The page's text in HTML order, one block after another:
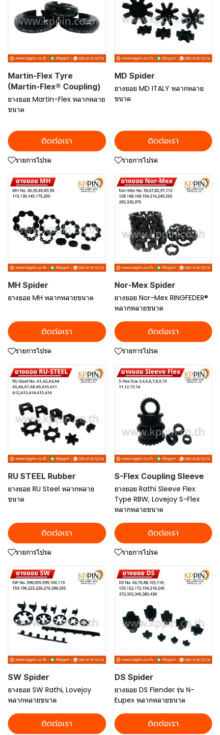
Martin-Flex Tyre
(Martin-Flex® Coupling)
ยางยอย Martin-Flex หลากหลาย
ขนาด
ติดต่อเรา
รายการโปรด
MD Spider
ยางยอย MD ITALY หลากหลาย
ขนาด
ติดต่อเรา
รายการโปรด
MH Spider
ยางยอย MH หลากหลายขนาด
ติดต่อเรา
รายการโปรด
Nor-Mex Spider
ยางยอย Nor-Mex RINGFEDER®
หลากหลายขนาด
ติดต่อเรา
รายการโปรด
RU STEEL Rubber
ยางยอย RU Steel หลากหลาย
ขนาด
ติดต่อเรา
รายการโปรด
S-Flex Coupling Sleeve
ยางยอย Rathi Sleeve Flex
Type RBW, Lovejoy S-Flex
หลากหลายขนาด
ติดต่อเรา
รายการโปรด
SW Spider
ยางยอย SW Rathi, Lovejoy
หลากหลายขนาด
ติดต่อเรา
DS Spider
ยางยอย DS Flender รุ่น N-
Eupex หลากหลายขนาด
ติดต่อเรา